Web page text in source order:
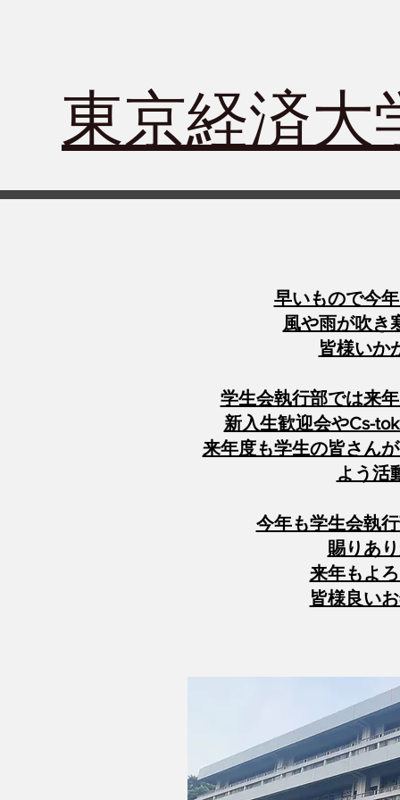
東京経済大
早いもので今
風や雨が吹き
皆様いか
学生会執行部では来
新入生歓迎会やCs-
来年度も学生の皆さん
よう活
今年も学生会執
賜りあ
来年もよ
皆様良い